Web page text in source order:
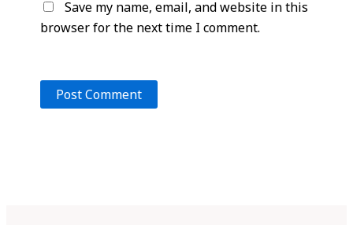
Save my name, email, and website in this
browser for the next time I comment.